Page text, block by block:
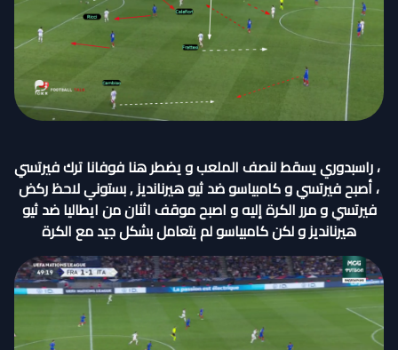
، راسبدوري يسقط لنصف الملعب و يضطر هنا فوفانا ترك فيرتسي
، أصبح فيرتسي و كامبياسو ضد ثيو هيرنانديز , بستوني لاحظ ركض
فيرتسي و مرر الكرة إليه و اصبح موقف اثنان من ايطاليا ضد ثيو
هيرنانديز و لكن كامبياسو لم يتعامل بشكل جيد مع الكرة